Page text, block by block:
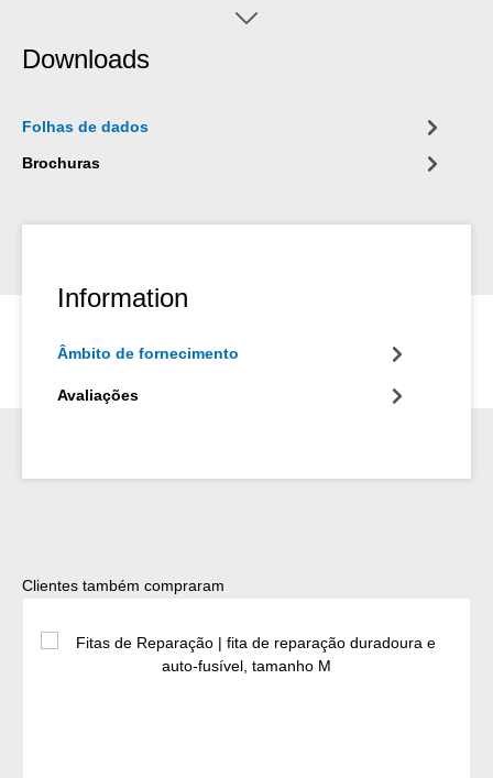
(+302°F). A fita pode ser aplicada sem ferramentas adicionais e
industriais, profissões especializadas, em casa e no sector do
Downloads
Folhas de dados
Brochuras
Information
Âmbito de fornecimento
Avaliações
Ignorar a galeria de produtos
Clientes também compraram